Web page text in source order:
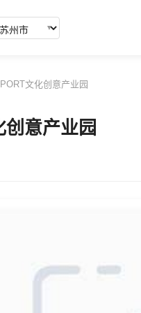
▼
文化创意产业园
意产业园